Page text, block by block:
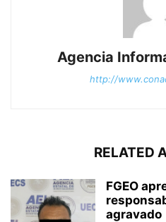
Agencia
http://
RELATED
FGEO
agravado